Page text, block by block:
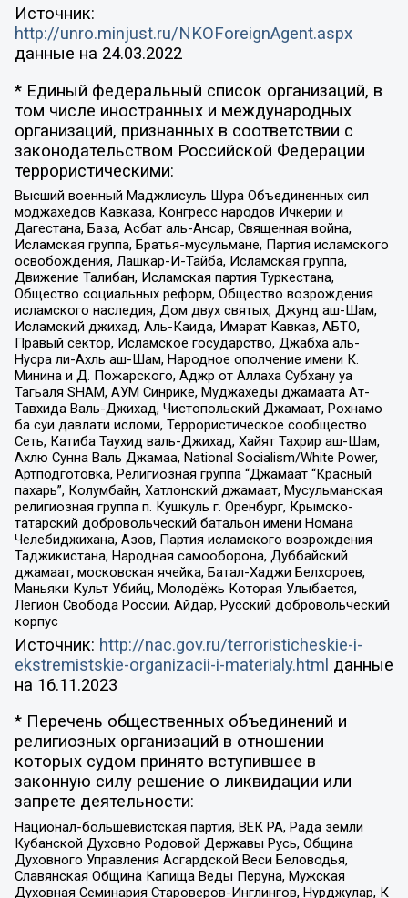
Источник:
http://unro.minjust.ru/NKOForeignAgent.aspx
данные на 24.03.2022
* Единый федеральный список организаций, в
том числе иностранных и международных
организаций, признанных в соответствии с
законодательством Российской Федерации
террористическими:
Высший военный Маджлисуль Шура Объединенных сил
моджахедов Кавказа, Конгресс народов Ичкерии и
Дагестана, База, Асбат аль-Ансар, Священная война,
Исламская группа, Братья-мусульмане, Партия исламского
освобождения, Лашкар-И-Тайба, Исламская группа,
Движение Талибан, Исламская партия Туркестана,
Общество социальных реформ, Общество возрождения
исламского наследия, Дом двух святых, Джунд аш-Шам,
Исламский джихад, Аль-Каида, Имарат Кавказ, АБТО,
Правый сектор, Исламское государство, Джабха аль-
Нусра ли-Ахль аш-Шам, Народное ополчение имени К.
Минина и Д. Пожарского, Аджр от Аллаха Субхану уа
Тагьаля SHAM, АУМ Синрике, Муджахеды джамаата Ат-
Тавхида Валь-Джихад, Чистопольский Джамаат, Рохнамо
ба суи давлати исломи, Террористическое сообщество
Сеть, Катиба Таухид валь-Джихад, Хайят Тахрир аш-Шам,
Ахлю Сунна Валь Джамаа, National Socialism/White Power,
Артподготовка, Религиозная группа “Джамаат “Красный
пахарь”, Колумбайн, Хатлонский джамаат, Мусульманская
религиозная группа п. Кушкуль г. Оренбург, Крымско-
татарский добровольческий батальон имени Номана
Челебиджихана, Азов, Партия исламского возрождения
Таджикистана, Народная самооборона, Дуббайский
джамаат, московская ячейка, Батал-Хаджи Белхороев,
Маньяки Культ Убийц, Молодёжь Которая Улыбается,
Легион Свобода России, Айдар, Русский добровольческий
корпус
Источник: http://nac.gov.ru/terroristicheskie-i-
ekstremistskie-organizacii-i-materialy.html данные
на 16.11.2023
* Перечень общественных объединений и
религиозных организаций в отношении
которых судом принято вступившее в
законную силу решение о ликвидации или
запрете деятельности:
Национал-большевистская партия, ВЕК РА, Рада земли
Кубанской Духовно Родовой Державы Русь, Община
Духовного Управления Асгардской Веси Беловодья,
Славянская Община Капища Веды Перуна, Мужская
Духовная Семинария Староверов-Инглингов, Нурджулар, К